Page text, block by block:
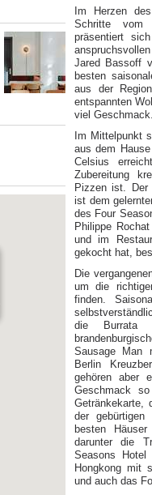
Im Herzen
Schritte vom
präsentiert
Jared Bassoff
besten
aus der
entspannten
viel Geschmack.
Im Mittelpunkt
aus dem
Celsius
Zubereitung
Pizzen ist. Der
ist dem
des Four
Philippe
und im
gekocht hat,
Die
um die
finden.
die Burrata
Sausage Man
Berlin
gehören aber
Geschmack
Getränkekarte,
der
besten
darunter die
Seasons
Hongkong mit
und auch das